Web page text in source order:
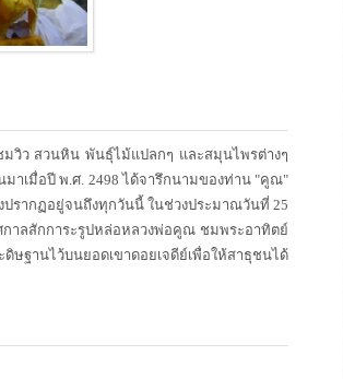
มวิว สวนหิน พันธุ์ไม้แปลกๆ และสมุนไพรต่างๆ
าเมื่อปี พ.ศ. 2498 ได้จารึกนามของท่าน "คูณ"
รากฏอยู่จนถึงทุกวันนี้ ในช่วงประมาณวันที่ 25
าลสักการะรูปหล่อหลวงพ่อคูณ ชมพระอาทิตย์
ฐานไว้บนยอดเขาดอยเจดีย์เพื่อให้สาธุชนได้